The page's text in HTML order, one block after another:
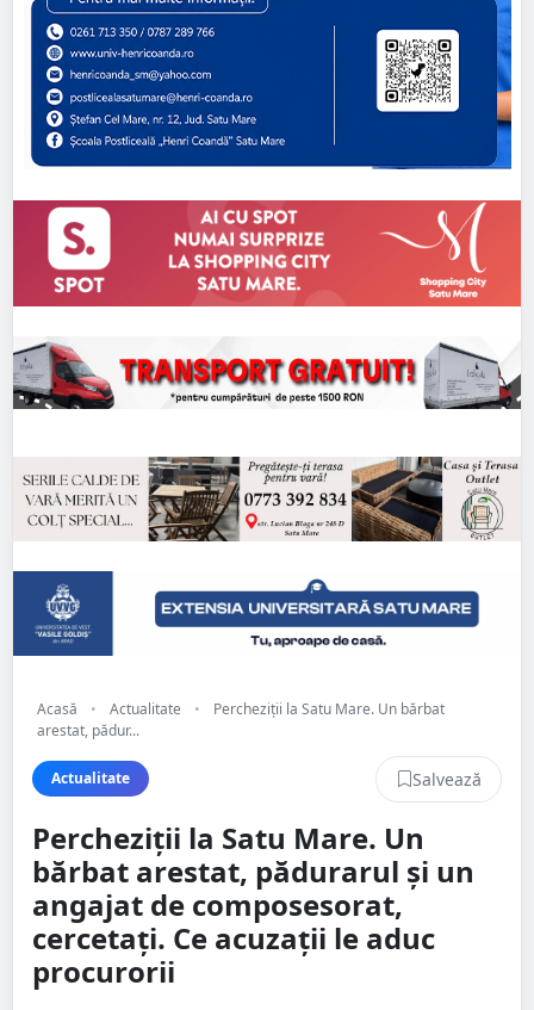
Acasă • Actualitate •
Percheziții la Satu Mare. Un bărbat
arestat, pădur...
Actualitate Salvează
Percheziții la Satu Mare. Un
bărbat arestat, pădurarul și un
angajat de composesorat,
cercetați. Ce acuzații le aduc
procurorii